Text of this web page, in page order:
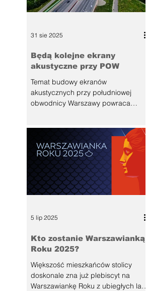
źródeł energii (OZE), likwidację
oraz inwestycje związane z
miejscu ich p
Będą kolejne ekrany
akustyczne przy POW
Temat budowy ekranów
akustycznych przy południowej
obwodnicy Warszawy powraca
31 sie 2025
Kto zostanie Warszawianką
Roku 2025?
Większość mieszkańców stolicy
doskonale zna już plebiscyt na
Warszawiankę Roku z ubiegłych lat.
5 lip 2025